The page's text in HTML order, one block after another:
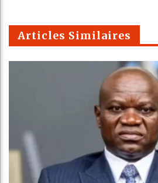
m
Articles Similaires